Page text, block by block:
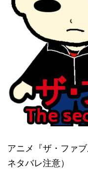
アニメ『ザ・ファ
ネタバレ注意）